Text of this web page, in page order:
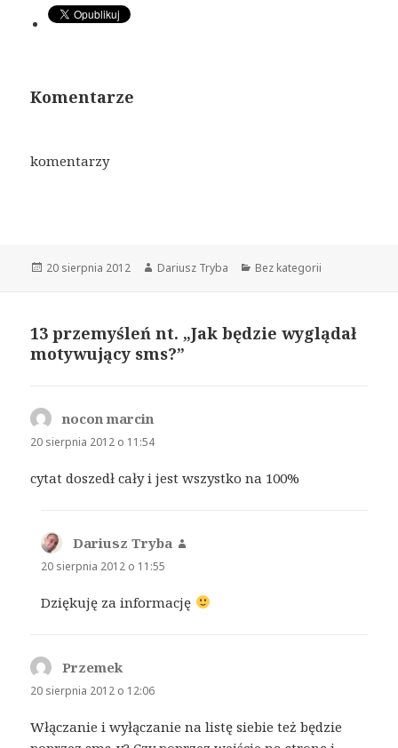
Komentarze
komentarzy
Opublikowano
20 sierpnia 2012 Autor
Dariusz Tryba Kategorie
Bez kategorii
13 przemyśleń nt. „Jak będzie wyglądał
motywujący sms?”
nocon marcin
20 sierpnia 2012 o 11:54
cytat doszedł cały i jest wszystko na 100%
Dariusz Tryba
20 sierpnia 2012 o 11:55
Dziękuję za informację
Przemek
20 sierpnia 2012 o 12:06
Włączanie i wyłączanie na listę siebie też będzie